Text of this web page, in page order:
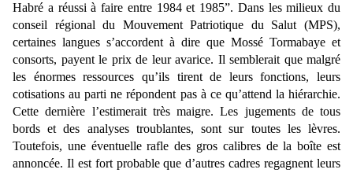
Habré a réussi à faire entre 1984 et 1985”. Dans les milieux du
conseil régional du Mouvement Patriotique du Salut (MPS),
certaines langues s’accordent à dire que Mossé Tormabaye et
consorts, payent le prix de leur avarice. Il semblerait que malgré
les énormes ressources qu’ils tirent de leurs fonctions, leurs
cotisations au parti ne répondent pas à ce qu’attend la hiérarchie.
Cette dernière l’estimerait très maigre. Les jugements de tous
bords et des analyses troublantes, sont sur toutes les lèvres.
Toutefois, une éventuelle rafle des gros calibres de la boîte est
annoncée. Il est fort probable que d’autres cadres regagnent leurs